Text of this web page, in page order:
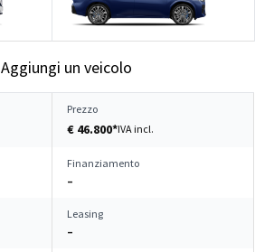
Aggiungi un veicolo
Prezzo
€ 46.800*IVA incl.
Finanziamento
–
Leasing
–